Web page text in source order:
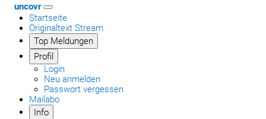
uncovr
Startseite
Originaltext Stream
Top Meldungen
Profil
Login
Neu anmelden
Passwort vergessen
Mailabo
Info